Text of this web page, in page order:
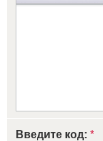
Введите код: *